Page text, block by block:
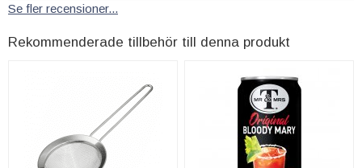
Se fler recensioner...
Rekommenderade tillbehör till denna produkt